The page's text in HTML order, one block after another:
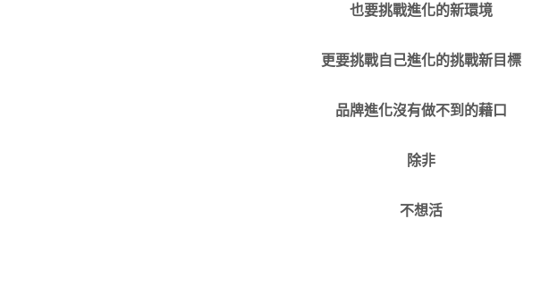
也要挑戰進化的新環境
更要挑戰自己進化的挑戰新目標
品牌進化沒有做不到的藉口
除非
不想活